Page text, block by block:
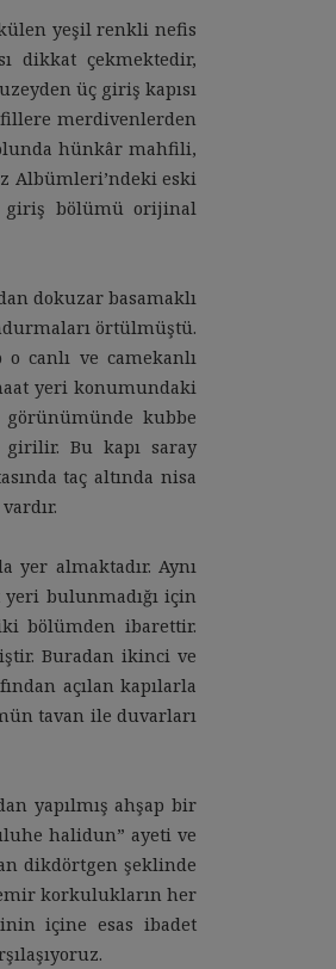
yeşil renkli nefis
dikkat çekmektedir,
üç giriş kapısı
merdivenlerden
hünkâr mahfili,
Albümleri’ndeki eski
giriş bölümü orijinal
dokuzar basamaklı
örtülmüştü.
canlı ve camekanlı
yeri konumundaki
kubbe
Bu kapı saray
taç altında nisa
yer almaktadır. Aynı
bulunmadığı için
bölümden ibarettir.
Buradan ikinci ve
açılan kapılarla
tavan ile duvarları
yapılmış ahşap bir
halidun” ayeti ve
dikdörtgen şeklinde
korkulukların her
içine esas ibadet